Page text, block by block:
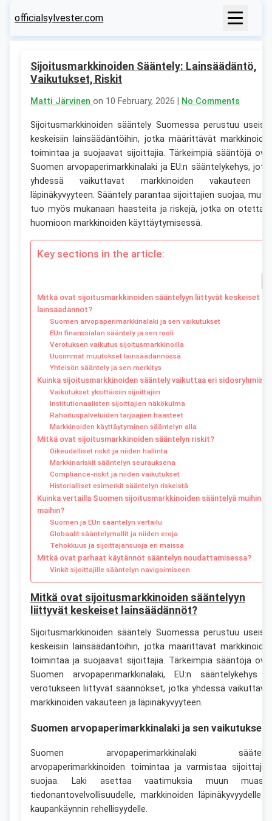
officialsylvester.com
Sijoitusmarkkinoiden Sääntely: Lainsäädäntö,
Vaikutukset, Riskit
Matti Järvinen on 10 February, 2026 | No Comments
Sijoitusmarkkinoiden sääntely Suomessa perustuu
keskeisiin lainsäädäntöihin, jotka määrittävät
toimintaa ja suojaavat sijoittajia. Tärkeimpiä sääntöjä
Suomen arvopaperimarkkinalaki ja EU:n sääntelykehys,
yhdessä vaikuttavat markkinoiden vakauteen
läpinäkyvyyteen. Sääntely parantaa sijoittajien suojaa,
tuo myös mukanaan haasteita ja riskejä, jotka on
huomioon markkinoiden käyttäytymisessä.
Key sections in the article:
Mitkä ovat sijoitusmarkkinoiden sääntelyyn liittyvät keskeiset
lainsäädännöt?
Suomen arvopaperimarkkinalaki ja sen vaikutukset
EUn finanssialan sääntely ja sen rooli
Verotuksen vaikutus sijoitusmarkkinoilla
Uusimmat muutokset lainsäädännössä
Yhteisön sääntely ja sen merkitys
Kuinka sijoitusmarkkinoiden sääntely vaikuttaa eri sidosryhmiin?
Vaikutukset yksittäisiin sijoittajiin
Institutionaalisten sijoittajien näkökulma
Rahoituspalveluiden tarjoajien haasteet
Markkinoiden käyttäytyminen sääntelyn alla
Mitkä ovat sijoitusmarkkinoiden sääntelyn riskit?
Oikeudelliset riskit ja niiden hallinta
Markkinariskit sääntelyn seurauksena
Compliance-riskit ja niiden vaikutukset
Historialliset esimerkit sääntelyn riskeistä
Kuinka vertailla Suomen sijoitusmarkkinoiden sääntelyä muihin
maihin?
Suomen ja EUn sääntelyn vertailu
Globaalit sääntelymallit ja niiden eroja
Tehokkuus ja sijoittajansuoja eri maissa
Mitkä ovat parhaat käytännöt sääntelyn noudattamisessa?
Vinkit sijoittajille sääntelyn navigoimiseen
Mitkä ovat sijoitusmarkkinoiden sääntelyyn
liittyvät keskeiset lainsäädännöt?
Sijoitusmarkkinoiden sääntely Suomessa perustuu
keskeisiin lainsäädäntöihin, jotka määrittävät
toimintaa ja suojaavat sijoittajia. Tärkeimpiä sääntöjä
Suomen arvopaperimarkkinalaki, EU:n sääntelykehys
verotukseen liittyvät säännökset, jotka yhdessä
markkinoiden vakauteen ja läpinäkyvyyteen.
Suomen arvopaperimarkkinalaki ja sen vaikutukset
Suomen arvopaperimarkkinalaki
arvopaperimarkkinoiden toimintaa ja varmistaa
suojaa. Laki asettaa vaatimuksia muun
tiedonantovelvollisuudelle, markkinoiden läpinäkyvyydelle
kaupankäynnin rehellisyydelle.